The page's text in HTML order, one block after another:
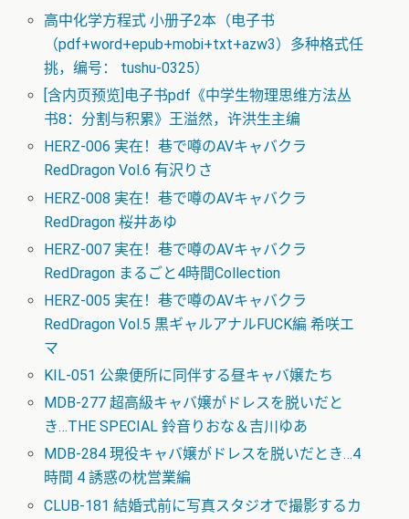
高中化学方程式 小册子2本（电子书
（pdf+word+epub+mobi+txt+azw3）多种格式任
挑，编号： tushu-0325）
[含内页预览]电子书pdf《中学生物理思维方法丛
书8：分割与积累》王溢然，许洪生主编
HERZ-006 実在！巷で噂のAVキャバクラ
RedDragon Vol.6 有沢りさ
HERZ-008 実在！巷で噂のAVキャバクラ
RedDragon 桜井あゆ
HERZ-007 実在！巷で噂のAVキャバクラ
RedDragon まるごと4時間Collection
HERZ-005 実在！巷で噂のAVキャバクラ
RedDragon Vol.5 黒ギャルアナルFUCK編 希咲エ
マ
KIL-051 公衆便所に同伴する昼キャバ嬢たち
MDB-277 超高級キャバ嬢がドレスを脱いだと
き…THE SPECIAL 鈴音りおな＆吉川ゆあ
MDB-284 現役キャバ嬢がドレスを脱いだとき…4
時間 4 誘惑の枕営業編
CLUB-181 結婚式前に写真スタジオで撮影するカ